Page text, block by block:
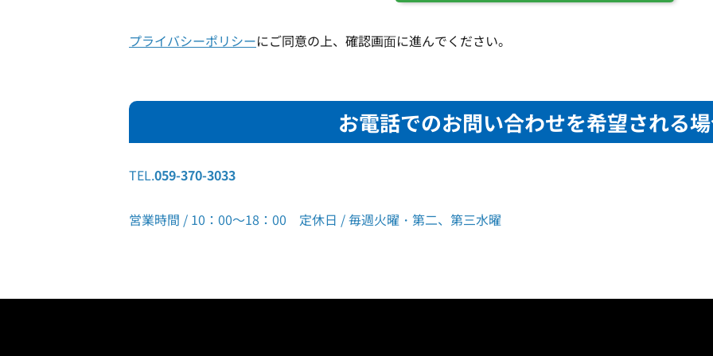
プライバシーポリシーにご同意の上、確認画⾯に進んでください。
お電話でのお問い合わせを希望される
TEL.059-370-3033
営業時間 / 10：00～18：00 定休日 / 毎週火曜・第二、第三水曜